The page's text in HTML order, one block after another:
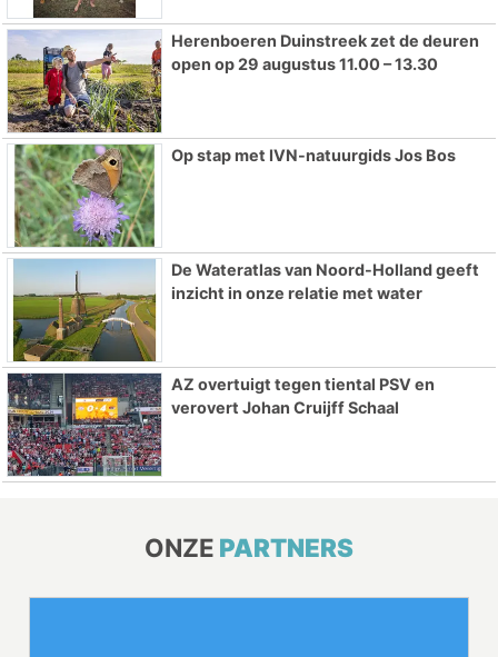
Herenboeren Duinstreek zet de deuren
open op 29 augustus 11.00 – 13.30
Op stap met IVN-natuurgids Jos Bos
De Wateratlas van Noord-Holland geeft
inzicht in onze relatie met water
AZ overtuigt tegen tiental PSV en
verovert Johan Cruijff Schaal
ONZE PARTNERS